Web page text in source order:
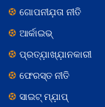
ଗୋପନୀଯ଼ତା ନୀତି
ଆର୍କାଇଭ୍
ପ୍ରତ୍ଯ଼ାଖ୍ଯ଼ାନକାରୀ
ଫେରସ୍ତ ନୀତି
ସାଇଟ୍ ମ୍ଯ଼ାପ୍